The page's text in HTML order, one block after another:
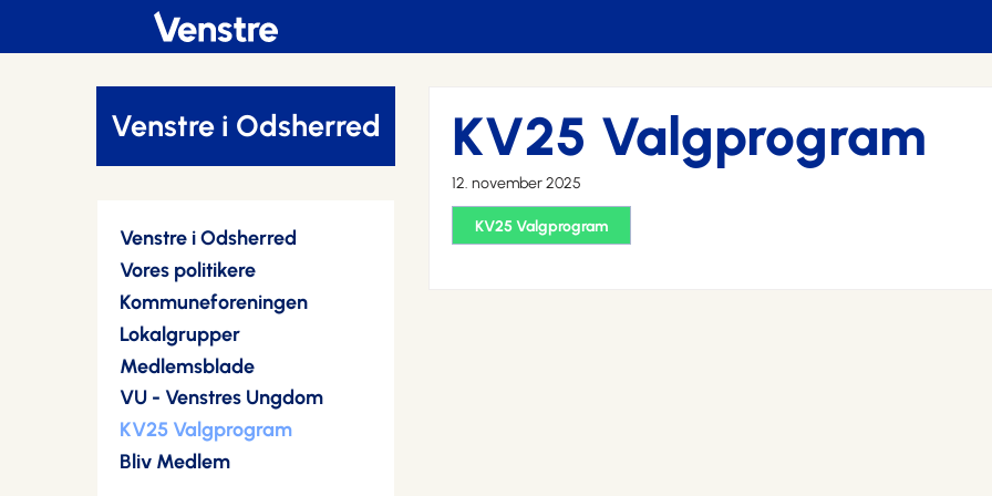
Venstre i Odsherred
Venstre i Odsherred
Vores politikere
Kommuneforeningen
Lokalgrupper
Medlemsblade
VU - Venstres Ungdom
KV25 Valgprogram
Bliv Medlem
KV25 Valgprogram
12. november 2025
KV25 Valgprogram